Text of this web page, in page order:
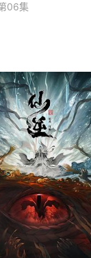
06集